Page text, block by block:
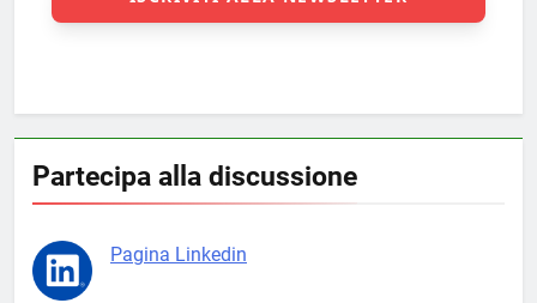
Partecipa alla discussione
Pagina Linkedin